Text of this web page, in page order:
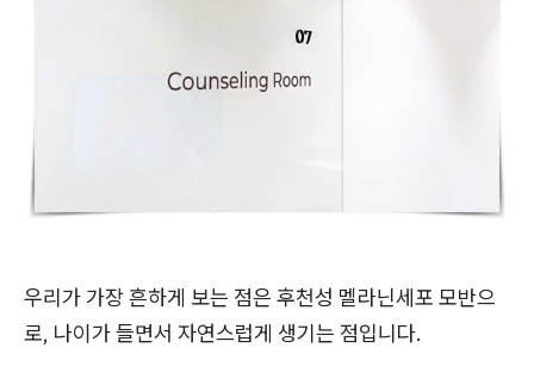
우리가 가장 흔하게 보는 점은 후천성 멜라닌세포 모반으
로, 나이가 들면서 자연스럽게 생기는 점입니다.